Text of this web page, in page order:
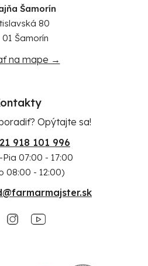
Šamorín
80
01 Šamorín
na mape →
Opýtajte sa!
918 101 996
07:00 - 17:00
08:00 - 12:00)